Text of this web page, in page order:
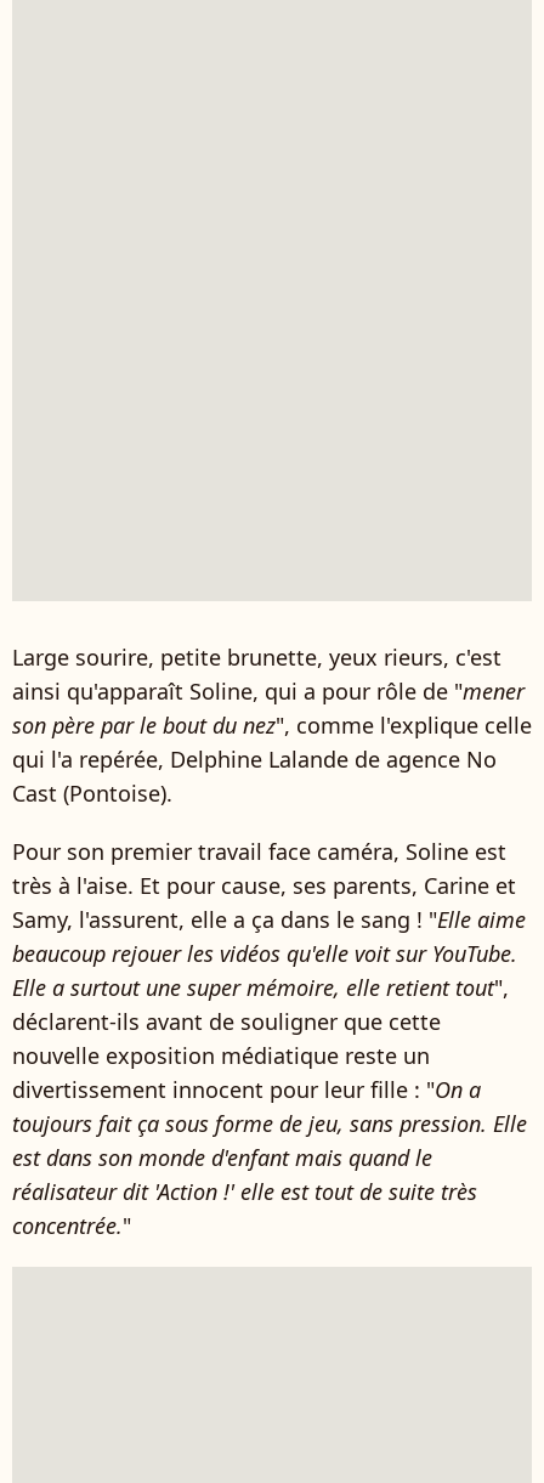
Large sourire, petite brunette, yeux rieurs, c'est
ainsi qu'apparaît Soline, qui a pour rôle de "mener
son père par le bout du nez", comme l'explique celle
qui l'a repérée, Delphine Lalande de agence No
Cast (Pontoise).
Pour son premier travail face caméra, Soline est
très à l'aise. Et pour cause, ses parents, Carine et
Samy, l'assurent, elle a ça dans le sang ! "Elle aime
beaucoup rejouer les vidéos qu'elle voit sur YouTube.
Elle a surtout une super mémoire, elle retient tout",
déclarent-ils avant de souligner que cette
nouvelle exposition médiatique reste un
divertissement innocent pour leur fille : "On a
toujours fait ça sous forme de jeu, sans pression. Elle
est dans son monde d'enfant mais quand le
réalisateur dit 'Action !' elle est tout de suite très
concentrée."